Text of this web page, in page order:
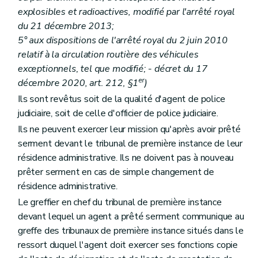
explosibles et radioactives, modifié par l'arrêté royal
du 21 décembre 2013;
5° aux dispositions de l'arrêté royal du 2 juin 2010
relatif à la circulation routière des véhicules
exceptionnels, tel que modifié; - décret du 17
décembre 2020, art. 212, §1er)
Ils sont revêtus soit de la qualité d'agent de police
judiciaire, soit de celle d'officier de police judiciaire.
Ils ne peuvent exercer leur mission qu'après avoir prêté
serment devant le tribunal de première instance de leur
résidence administrative. Ils ne doivent pas à nouveau
prêter serment en cas de simple changement de
résidence administrative.
Le greffier en chef du tribunal de première instance
devant lequel un agent a prêté serment communique au
greffe des tribunaux de première instance situés dans le
ressort duquel l'agent doit exercer ses fonctions copie